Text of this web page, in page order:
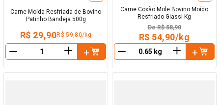
Carne Moída Resfriada de Bovino
Patinho Bandeja 500g
R$ 29,90R$ 59,80/kg
＋
Carne Coxão Mole Bovino Moído
Resfriado Giassi Kg
De R$ 58,90
R$ 54,90/kg
＋